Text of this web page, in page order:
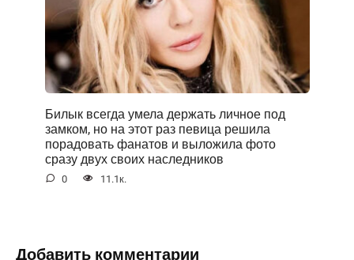
Билык всегда умела держать личное под
замком, но на этот раз певица решила
порадовать фанатов и выложила фото
сразу двух своих наследников
0 11.1к.
Добавить комментарии